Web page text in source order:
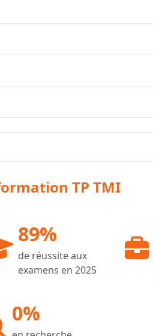
TP TMI
89%
de réussite aux
examens en 2025
0%